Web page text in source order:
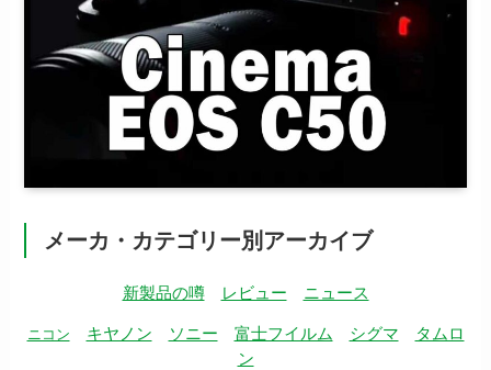
メーカ・カテゴリー別アーカイブ
新製品の噂 レビュー ニュース
ニコン キヤノン ソニー 富士フイルム シグマ
タムロ
ン